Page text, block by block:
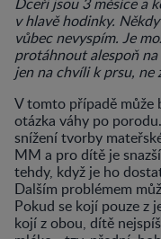
v hlavě hodinky.
vůbec nevyspím. Je
protáhnout alespoň
jen na chvíli k prsu, ne
V tomto případě může
otázka váhy po
snížení tvorby
MM a pro dítě je
tehdy, když je ho
Dalším problémem
Pokud se kojí pouze z
kojí z obou, dítě